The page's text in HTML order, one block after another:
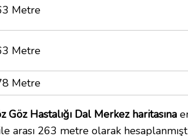
Metre
Metre
Metre
Göz Hastalığı Dal Merkez haritasına
arası 263 metre olarak